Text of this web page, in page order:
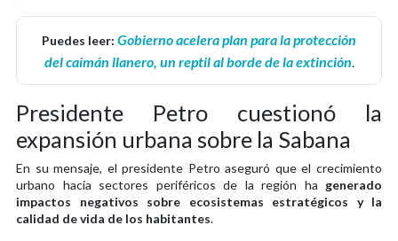
Puedes leer: Gobierno acelera plan para la protección
del caimán llanero, un reptil al borde de la extinción.
Presidente Petro cuestionó la
expansión urbana sobre la Sabana
En su mensaje, el presidente Petro aseguró que el crecimiento
urbano hacia sectores periféricos de la región ha generado
impactos negativos sobre ecosistemas estratégicos y la
calidad de vida de los habitantes.